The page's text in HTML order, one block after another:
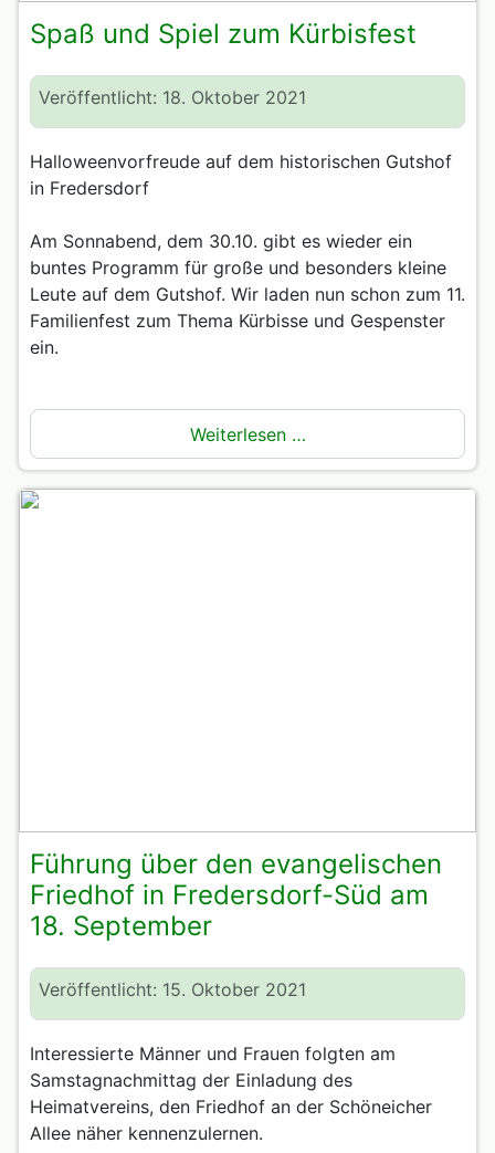
Spaß und Spiel zum Kürbisfest
Veröffentlicht: 18. Oktober 2021
Halloweenvorfreude auf dem historischen Gutshof
in Fredersdorf
Am Sonnabend, dem 30.10. gibt es wieder ein
buntes Programm für große und besonders kleine
Leute auf dem Gutshof. Wir laden nun schon zum 11.
Familienfest zum Thema Kürbisse und Gespenster
ein.
Weiterlesen …
Führung über den evangelischen
Friedhof in Fredersdorf-Süd am
18. September
Veröffentlicht: 15. Oktober 2021
Interessierte Männer und Frauen folgten am
Samstagnachmittag der Einladung des
Heimatvereins, den Friedhof an der Schöneicher
Allee näher kennenzulernen.